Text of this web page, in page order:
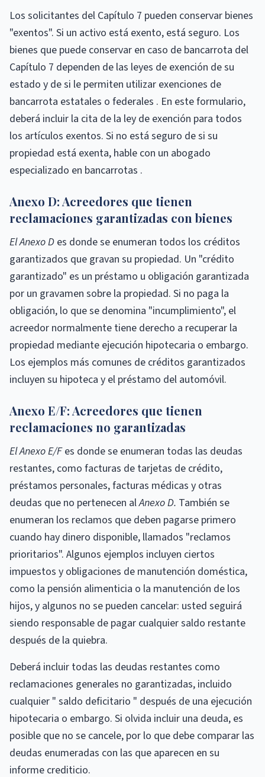
Los solicitantes del Capítulo 7 pueden conservar bienes
"exentos". Si un activo está exento, está seguro. Los
bienes que puede conservar en caso de bancarrota del
Capítulo 7 dependen de las leyes de exención de su
estado y de si le permiten utilizar exenciones de
bancarrota estatales o federales . En este formulario,
deberá incluir la cita de la ley de exención para todos
los artículos exentos. Si no está seguro de si su
propiedad está exenta, hable con un abogado
especializado en bancarrotas .
Anexo D: Acreedores que tienen
reclamaciones garantizadas con bienes
El Anexo D es donde se enumeran todos los créditos
garantizados que gravan su propiedad. Un "crédito
garantizado" es un préstamo u obligación garantizada
por un gravamen sobre la propiedad. Si no paga la
obligación, lo que se denomina "incumplimiento", el
acreedor normalmente tiene derecho a recuperar la
propiedad mediante ejecución hipotecaria o embargo.
Los ejemplos más comunes de créditos garantizados
incluyen su hipoteca y el préstamo del automóvil.
Anexo E/F: Acreedores que tienen
reclamaciones no garantizadas
El Anexo E/Fes donde se enumeran todas las deudas
restantes, como facturas de tarjetas de crédito,
préstamos personales, facturas médicas y otras
deudas que no pertenecen alAnexo D. También se
enumeran los reclamos que deben pagarse primero
cuando hay dinero disponible, llamados "reclamos
prioritarios". Algunos ejemplos incluyen ciertos
impuestos y obligaciones de manutención doméstica,
como la pensión alimenticia o la manutención de los
hijos, y algunos no se pueden cancelar: usted seguirá
siendo responsable de pagar cualquier saldo restante
después de la quiebra.
Deberá incluir todas las deudas restantes como
reclamaciones generales no garantizadas, incluido
cualquier " saldo deficitario " después de una ejecución
hipotecaria o embargo. Si olvida incluir una deuda, es
posible que no se cancele, por lo que debe comparar las
deudas enumeradas con las que aparecen en su
informe crediticio.